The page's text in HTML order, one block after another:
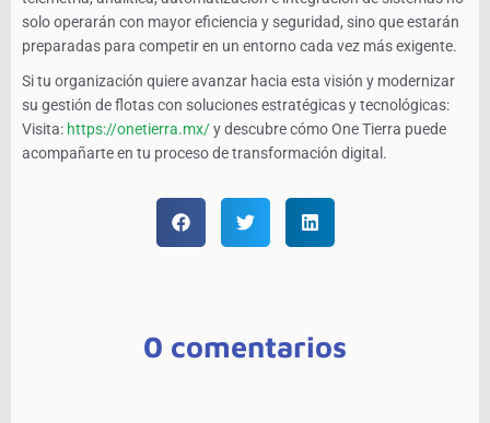
solo operarán con mayor eficiencia y seguridad, sino que estarán
preparadas para competir en un entorno cada vez más exigente.
Si tu organización quiere avanzar hacia esta visión y modernizar
su gestión de flotas con soluciones estratégicas y tecnológicas:
Visita: https://onetierra.mx/y descubre cómo One Tierra puede
acompañarte en tu proceso de transformación digital.
0 comentarios